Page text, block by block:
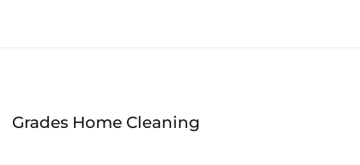
Grades Home Cleaning